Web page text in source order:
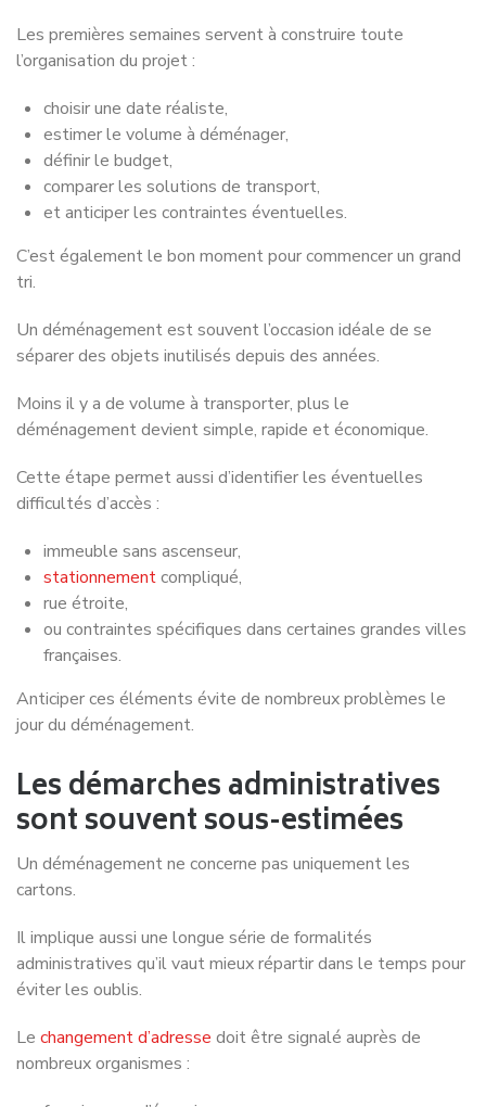
Les premières semaines servent à construire toute
l’organisation du projet :
choisir une date réaliste,
estimer le volume à déménager,
définir le budget,
comparer les solutions de transport,
et anticiper les contraintes éventuelles.
C’est également le bon moment pour commencer un grand
tri.
Un déménagement est souvent l’occasion idéale de se
séparer des objets inutilisés depuis des années.
Moins il y a de volume à transporter, plus le
déménagement devient simple, rapide et économique.
Cette étape permet aussi d’identifier les éventuelles
difficultés d’accès :
immeuble sans ascenseur,
stationnementcompliqué,
rue étroite,
ou contraintes spécifiques dans certaines grandes villes
françaises.
Anticiper ces éléments évite de nombreux problèmes le
jour du déménagement.
Les démarches administratives
sont souvent sous-estimées
Un déménagement ne concerne pas uniquement les
cartons.
Il implique aussi une longue série de formalités
administratives qu’il vaut mieux répartir dans le temps pour
éviter les oublis.
Le changement d’adresse doit être signalé auprès de
nombreux organismes :